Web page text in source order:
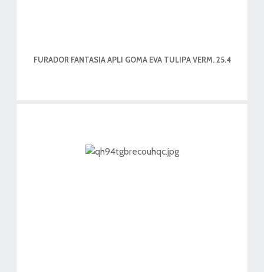
FURADOR FANTASIA APLI GOMA EVA TULIPA VERM. 25.4